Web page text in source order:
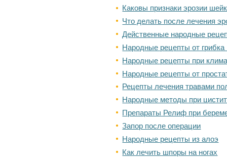
Каковы признаки эрозии
Что делать после лечения
Действенные народные
Народные рецепты от грибка
Народные рецепты при
Народные рецепты от
Рецепты лечения травами
Народные методы при
Препараты Релиф при
Запор после операции
Народные рецепты из алоэ
Как лечить шпоры на ногах